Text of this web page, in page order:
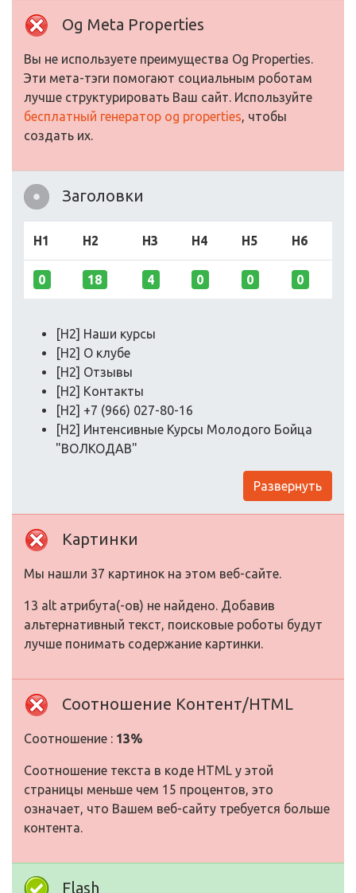
Og Meta Properties
Вы не используете преимущества Og Properties.
Эти мета-тэги помогают социальным роботам
лучше структурировать Ваш сайт. Используйте
бесплатный генератор og properties, чтобы
создать их.
Заголовки
H1 H2 H3 H4 H5 H6
0 18 4 0 0 0
[H2] Наши курсы
[H2] О клубе
[H2] Отзывы
[H2] Контакты
[H2] +7 (966) 027-80-16
[H2] Интенсивные Курсы Молодого Бойца
"ВОЛКОДАВ"
Развернуть
Картинки
Мы нашли 37 картинок на этом веб-сайте.
13 alt атрибута(-ов) не найдено. Добавив
альтернативный текст, поисковые роботы будут
лучше понимать содержание картинки.
Соотношение Контент/HTML
Соотношение : 13%
Соотношение текста в коде HTML у этой
страницы меньше чем 15 процентов, это
означает, что Вашем веб-сайту требуется больше
контента.
Flash